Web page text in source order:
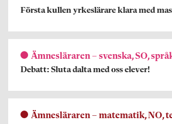
Första kullen yrkeslärare klara med
Ämnesläraren – svenska, SO,
Debatt: Sluta dalta med oss elever!
Ämnesläraren – matematik, NO,